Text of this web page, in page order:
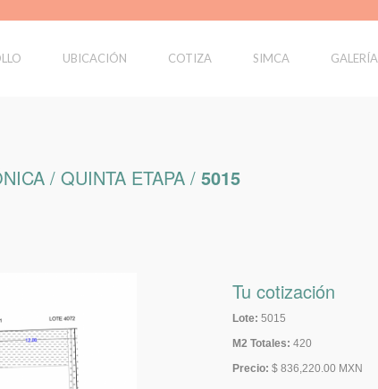
UBICACIÓN COTIZA SIMCA GALERÍA
/ QUINTA ETAPA / 5015
Tu cotización
Lote: 5015
M2 Totales: 420
Precio: $ 836,220.00 MXN